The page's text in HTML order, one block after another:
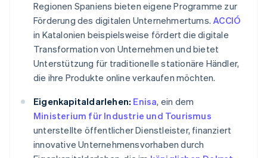
Regionen Spaniens bieten eigene Programme zur
Förderung des digitalen Unternehmertums.ACCIÓ
in Katalonien beispielsweise fördert die digitale
Transformation von Unternehmen und bietet
Unterstützung für traditionelle stationäre Händler,
die ihre Produkte online verkaufen möchten.
Eigenkapitaldarlehen: Enisa, ein dem
Ministerium für Industrie und Tourismus
unterstellte öffentlicher Dienstleister, finanziert
innovative Unternehmensvorhaben durch